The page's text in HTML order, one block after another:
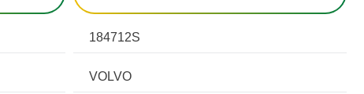
184712S
VOLVO